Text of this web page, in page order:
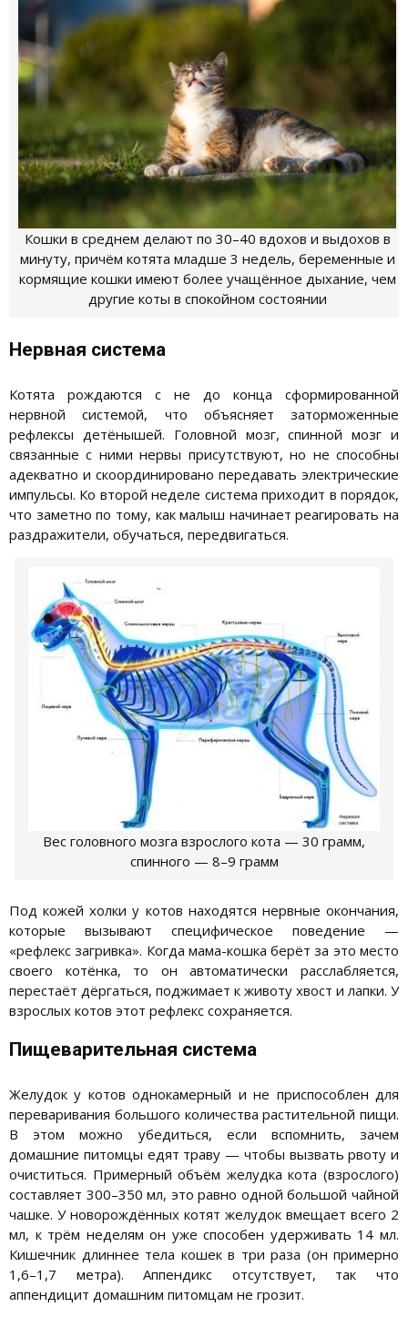
Кошки в среднем делают по 30–40 вдохов и выдохов в
минуту, причём котята младше 3 недель, беременные и
кормящие кошки имеют более учащённое дыхание, чем
другие коты в спокойном состоянии
Нервная система
Котята рождаются с не до конца сформированной
нервной системой, что объясняет заторможенные
рефлексы детёнышей. Головной мозг, спинной мозг и
связанные с ними нервы присутствуют, но не способны
адекватно и скоординировано передавать электрические
импульсы. Ко второй неделе система приходит в порядок,
что заметно по тому, как малыш начинает реагировать на
раздражители, обучаться, передвигаться.
Вес головного мозга взрослого кота — 30 грамм,
спинного — 8–9 грамм
Под кожей холки у котов находятся нервные окончания,
которые вызывают специфическое поведение —
«рефлекс загривка». Когда мама-кошка берёт за это место
своего котёнка, то он автоматически расслабляется,
перестаёт дёргаться, поджимает к животу хвост и лапки. У
взрослых котов этот рефлекс сохраняется.
Пищеварительная система
Желудок у котов однокамерный и не приспособлен для
переваривания большого количества растительной пищи.
В этом можно убедиться, если вспомнить, зачем
домашние питомцы едят траву — чтобы вызвать рвоту и
очиститься. Примерный объём желудка кота (взрослого)
составляет 300–350 мл, это равно одной большой чайной
чашке. У новорождённых котят желудок вмещает всего 2
мл, к трём неделям он уже способен удерживать 14 мл.
Кишечник длиннее тела кошек в три раза (он примерно
1,6–1,7 метра). Аппендикс отсутствует, так что
аппендицит домашним питомцам не грозит.